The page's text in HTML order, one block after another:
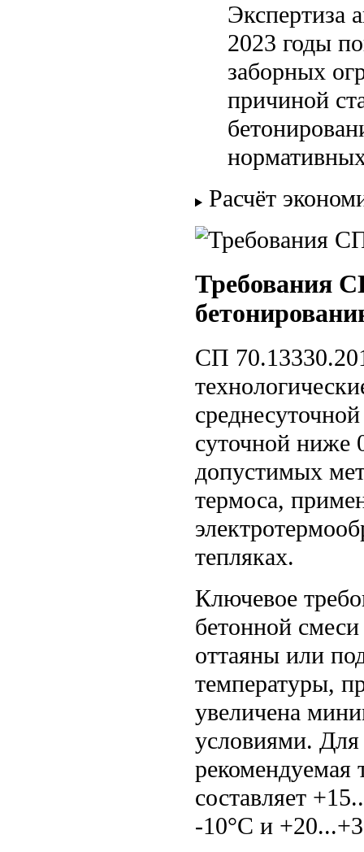
Экспертиза
2023 годы
заборных
причиной
Расчёт
Требования
СП
суточной ниже
допустимых
термоса,
тепляках.
Ключевое
бетонной
оттаяны или
температуры,
увеличена
условиями.
рекомендуемая
составляет
-10°C и